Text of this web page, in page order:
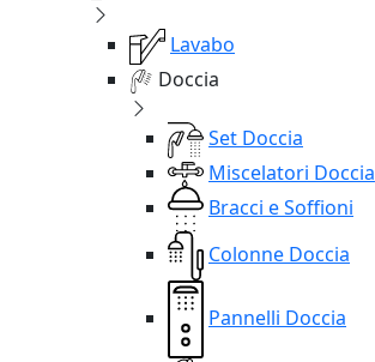
Lavabo
Doccia
Set Doccia
Miscelatori Doccia
Bracci e Soffioni
Colonne Doccia
Pannelli Doccia